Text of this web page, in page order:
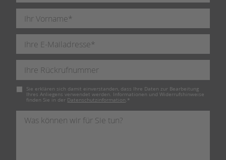
Pflichtfeld
Sie erklären sich damit einverstanden, dass Ihre Daten zur Bearbeitung
Ihres Anliegens verwendet werden. Informationen und Widerrufshinweise
finden Sie in der Datenschutzinformation *